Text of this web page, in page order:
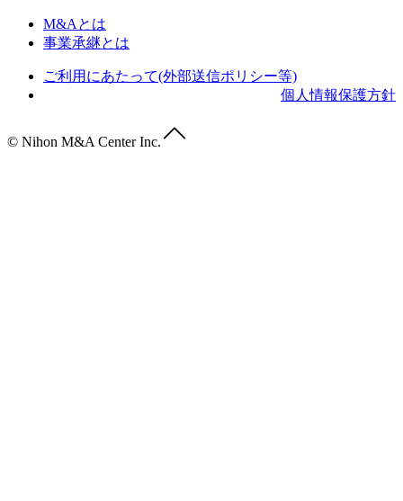
M&Aとは
事業承継とは
ご利用にあたって(外部送信ポリシー等)
個人情報保護方針
© Nihon M&A Center Inc.